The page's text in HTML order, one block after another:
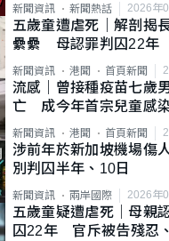
新聞資訊 新聞熱話 2026年
五歲童遭虐死｜解剖揭
纍纍 母認罪判囚22年
類案最惡劣
新聞資訊 港聞 首頁新聞
流感｜曾接種疫苗七歲
亡 成今年首宗兒童感
新聞資訊 港聞 首頁新聞
涉前年於新加坡機場傷
別判囚半年、10日
新聞資訊 兩岸國際 2026年
五歲童疑遭虐死｜母親
囚22年 官斥被告殘忍